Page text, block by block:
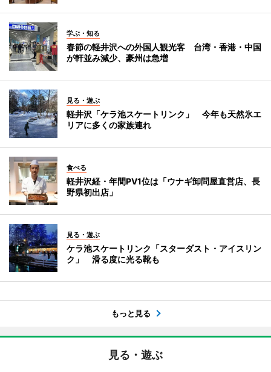
学ぶ・知る
春節の軽井沢への外国人観光客 台湾・香港・中国
が軒並み減少、豪州は急増
見る・遊ぶ
軽井沢「ケラ池スケートリンク」 今年も天然氷エ
リアに多くの家族連れ
食べる
軽井沢経・年間PV1位は「ウナギ卸問屋直営店、長
野県初出店」
見る・遊ぶ
ケラ池スケートリンク「スターダスト・アイスリン
ク」 滑る度に光る靴も
もっと見る
見る・遊ぶ